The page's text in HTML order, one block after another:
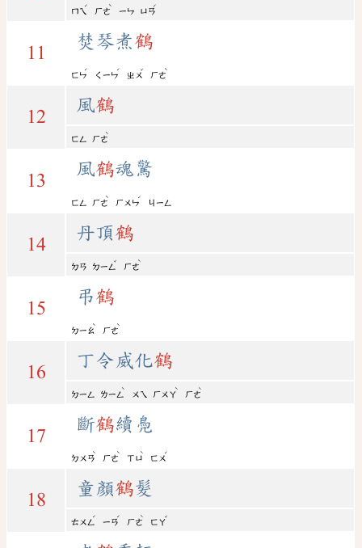
ㄇㄟ
ˊ
ㄏㄜ
ˋ
ㄧㄣ ㄩㄢ
ˊ
11
焚琴煮鶴
ㄈㄣ
ˊ
ㄑㄧㄣ
ˊ
ㄓㄨ
ˇ
ㄏㄜ
ˋ
12
風鶴
ㄈㄥ ㄏㄜ
ˋ
13
風鶴魂驚
ㄈㄥ ㄏㄜ
ˋ
ㄏㄨㄣ
ˊ
ㄐㄧㄥ
14
丹頂鶴
ㄉㄢ ㄉㄧㄥ
ˇ
ㄏㄜ
ˋ
15
弔鶴
ㄉㄧㄠ
ˋ
ㄏㄜ
ˋ
16
丁令威化鶴
ㄉㄧㄥ ㄌㄧㄥ
ˋ
ㄨㄟ ㄏㄨㄚ
ˋ
ㄏㄜ
ˋ
17
斷鶴續鳧
ㄉㄨㄢ
ˋ
ㄏㄜ
ˋ
ㄒㄩ
ˋ
ㄈㄨ
ˊ
18
童顏鶴髮
ㄊㄨㄥ
ˊ
ㄧㄢ
ˊ
ㄏㄜ
ˋ
ㄈㄚ
ˇ